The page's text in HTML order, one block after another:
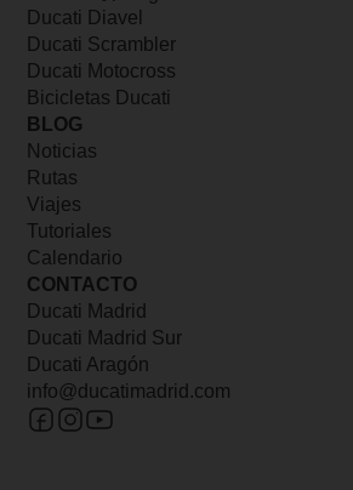
Ducati Diavel
Ducati Scrambler
Ducati Motocross
Bicicletas Ducati
BLOG
Noticias
Rutas
Viajes
Tutoriales
Calendario
CONTACTO
Ducati Madrid
Ducati Madrid Sur
Ducati Aragón
info@ducatimadrid.com